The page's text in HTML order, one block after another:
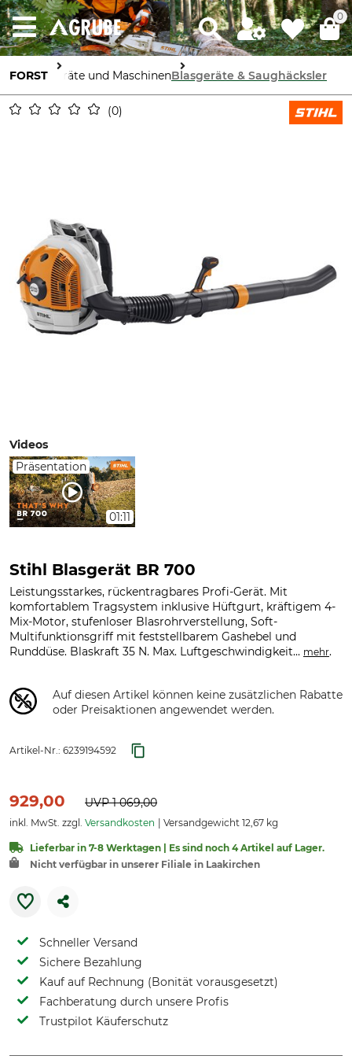
0
FORST Geräte und MaschinenBlasgeräte & Saughäcksler
0
Videos
Präsentation
01:11
Stihl Blasgerät BR 700
Leistungsstarkes, rückentragbares Profi-Gerät. Mit
komfortablem Tragsystem inklusive Hüftgurt, kräftigem 4-
Mix-Motor, stufenloser Blasrohrverstellung, Soft-
Multifunktionsgriff mit feststellbarem Gashebel und
Runddüse. Blaskraft 35 N. Max. Luftgeschwindigkeit... mehr.
Auf diesen Artikel können keine zusätzlichen Rabatte
oder Preisaktionen angewendet werden.
Artikel-Nr.: 6239194592
929,00 UVP1 069,00
inkl. MwSt. zzgl. Versandkosten Versandgewicht 12,67 kg
Lieferbar in 7-8 Werktagen | Es sind noch 4 Artikel auf Lager.
Nicht verfügbar in unserer Filiale in Laakirchen
Schneller Versand
Sichere Bezahlung
Kauf auf Rechnung (Bonität vorausgesetzt)
Fachberatung durch unsere Profis
Trustpilot Käuferschutz